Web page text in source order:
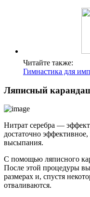
Читайте также:
Гимнастика для
Ляписный
Нитрат серебра —
достаточно
высыпания.
С помощью ляписного
После этой процедуры
размерах и, спустя
отваливаются.